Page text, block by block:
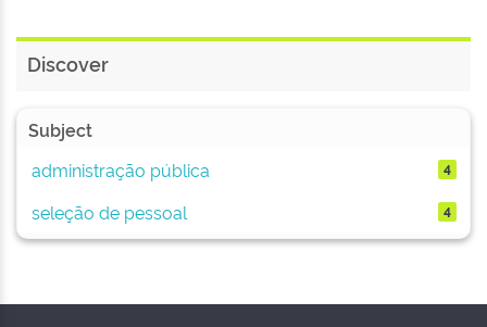
Discover
Subject
administração pública
4
seleção de pessoal 4